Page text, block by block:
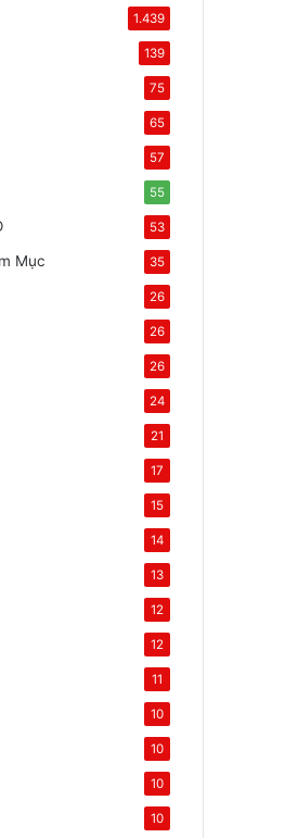
1.439
139
75
65
57
55
53
Mục 35
26
26
26
24
21
17
15
14
13
12
12
11
10
10
10
10